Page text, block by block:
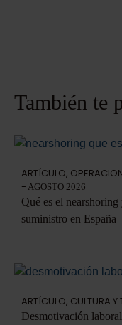
También te
ARTÍCULO,
- AGOSTO 2026
Qué es el
suministro en España
ARTÍCULO, CULTURA Y
Desmotivación